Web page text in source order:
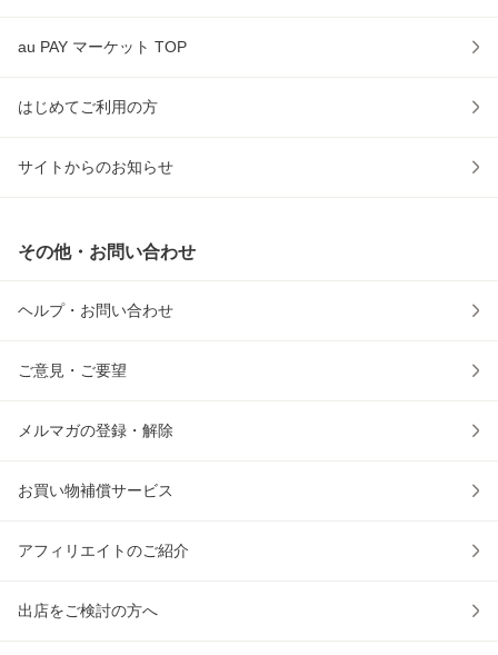
au PAY マーケット TOP
はじめてご利用の方
サイトからのお知らせ
その他・お問い合わせ
ヘルプ・お問い合わせ
ご意見・ご要望
メルマガの登録・解除
お買い物補償サービス
アフィリエイトのご紹介
出店をご検討の方へ